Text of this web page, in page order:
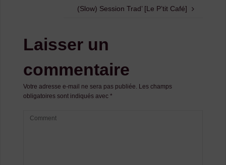
(Slow) Session Trad’ [Le P’tit Café]
Laisser un
commentaire
Votre adresse e-mail ne sera pas publiée. Les champs
obligatoires sont indiqués avec *